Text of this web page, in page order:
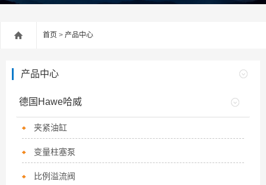
首页 > 产品中心
产品中心
德国Hawe哈威
夹紧油缸
变量柱塞泵
比例溢流阀